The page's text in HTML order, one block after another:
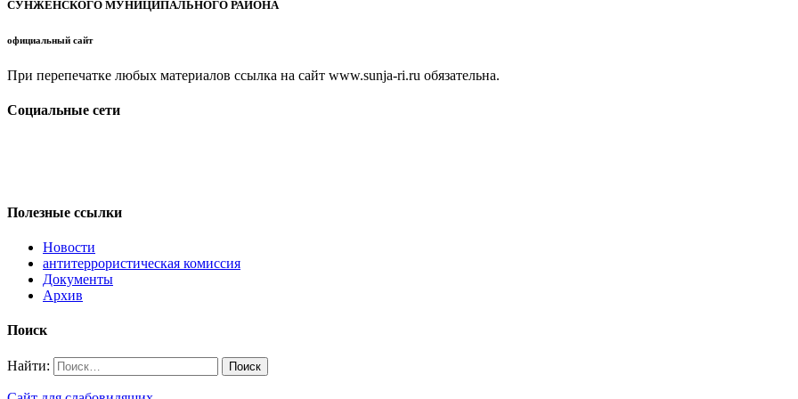
СУНЖЕНСКОГО МУНИЦИПАЛЬНОГО РАЙОНА
официальный сайт
При перепечатке любых материалов ссылка на сайт www.sunja-ri.ru обязательна.
Социальные сети
Полезные ссылки
Новости
антитеррористическая комиссия
Документы
Архив
Поиск
Найти: